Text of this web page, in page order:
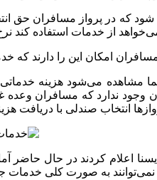
که در پرواز مسافران حق
از خدمات استفاده
امکان این را دارند که
مشاهده می‌شود هزینه
وجود ندارد که مسافران وعده
انتخاب صندلی با دریافت
اعلام کردند در حال حاضر
به صورت کلی خدمات